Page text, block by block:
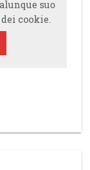
suo
cookie.